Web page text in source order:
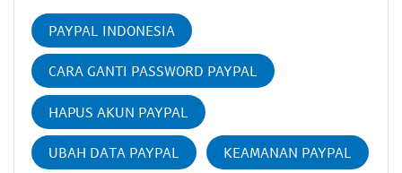
PAYPAL INDONESIA
CARA GANTI PASSWORD PAYPAL
HAPUS AKUN PAYPAL
UBAH DATA PAYPAL KEAMANAN PAYPAL